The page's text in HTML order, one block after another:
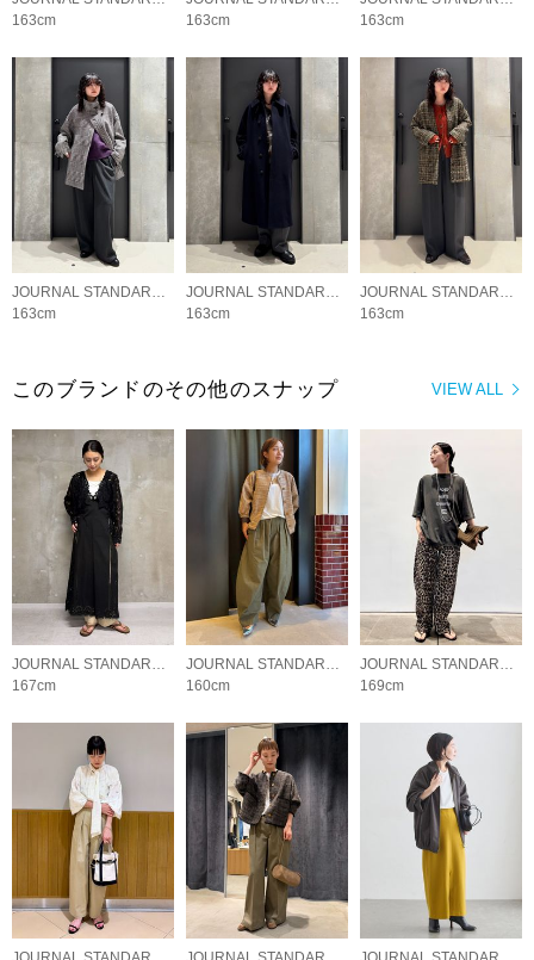
163cm
163cm
163cm
163cm
163cm
163cm
VIEW ALL
このブランドのその他のスナップ
JOURNAL STANDARD L'ESSAGE
167cm
JOURNAL STANDARD L'ESSAGE
160cm
JOURNAL STANDARD L'ESSAGE
169cm